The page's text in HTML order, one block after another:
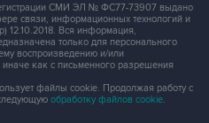
СМИ ЭЛ № ФС77-73907 выдано
связи, информационных технологий и
12.10.2018. Вся информация,
только для персонального
воспроизведению и/или
как с письменного разрешения
файлы cookie. Продолжая работу с
обработку файлов cookie.